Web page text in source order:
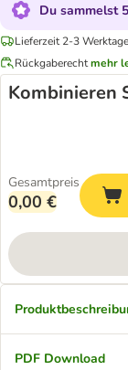
Du sammelst
Lieferzeit 2-3
Rückgaberechtmehr
Kombinieren
Gesamtpreis
0,00 €
PDF Download